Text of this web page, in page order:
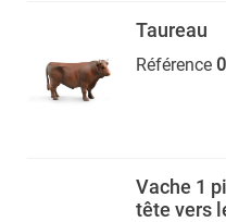
Taureau
Référence
Vache 1
tête vers